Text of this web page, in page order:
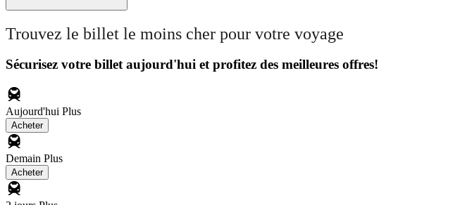
Trouvez le billet le moins cher pour votre voyage
Sécurisez votre billet aujourd'hui et profitez des meilleures offres!
Aujourd'hui Plus
Acheter
Demain Plus
Acheter